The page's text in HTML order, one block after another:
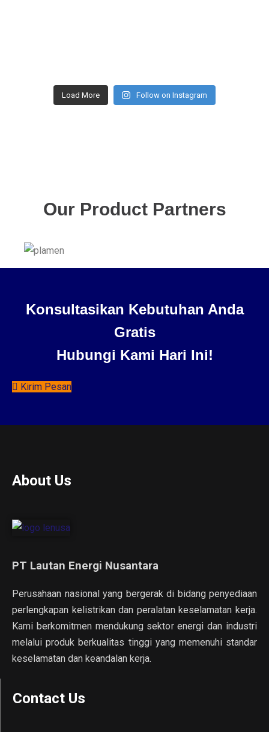
Load More Follow on Instagram
Our Product Partners
Konsultasikan Kebutuhan Anda
Gratis
Hubungi Kami Hari Ini!
Kirim Pesan
About Us
PT Lautan Energi Nusantara
Perusahaan nasional yang bergerak di bidang penyediaan
perlengkapan kelistrikan dan peralatan keselamatan kerja.
Kami berkomitmen mendukung sektor energi dan industri
melalui produk berkualitas tinggi yang memenuhi standar
keselamatan dan keandalan kerja.
Contact Us